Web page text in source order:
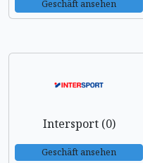
Geschäft ansehen
Intersport (0)
Geschäft ansehen